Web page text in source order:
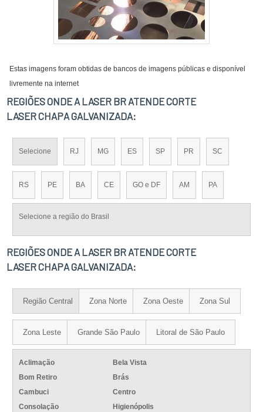
Estas imagens foram obtidas de bancos de imagens públicas e disponível
livremente na internet
REGIÕES ONDE A LASER BR ATENDE CORTE
LASER CHAPA GALVANIZADA:
Selecione RJ MG ES SP PR SC
RS PE BA CE GO e DF AM PA
Selecione a região do Brasil
REGIÕES ONDE A LASER BR ATENDE CORTE
LASER CHAPA GALVANIZADA:
Região Central Zona Norte Zona Oeste Zona Sul
Zona Leste Grande São Paulo Litoral de São Paulo
Aclimação
Bela Vista
Bom Retiro
Brás
Cambuci
Centro
Consolação
Higienópolis